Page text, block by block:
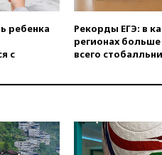
ребенка
с
Рекорды ЕГЭ: в
регионах больше
всего